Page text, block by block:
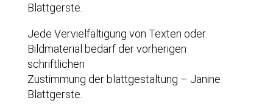
Blattgerste.
Jede Vervielfältigung von Texten oder
Bildmaterial bedarf der vorherigen
schriftlichen
Zustimmung der blattgestaltung – Janine
Blattgerste.